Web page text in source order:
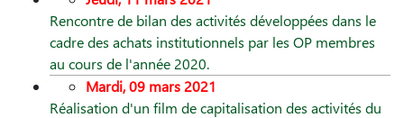
Rencontre de bilan des activités développées dans le
cadre des achats institutionnels par les OP membres
au cours de l'année 2020.
Mardi, 09 mars 2021
Réalisation d'un film de capitalisation des activités du